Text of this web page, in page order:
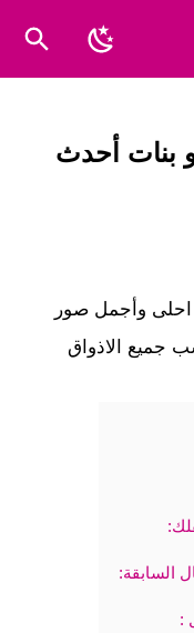
بنات أحدث
وأجمل صور
السابقة:
: